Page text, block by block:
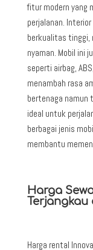
fitur modern yang
perjalanan.
berkualitas tinggi,
nyaman. Mobil ini
seperti airbag,
menambah rasa
bertenaga namun
ideal untuk
berbagai jenis
membantu
Harga
Harga rental